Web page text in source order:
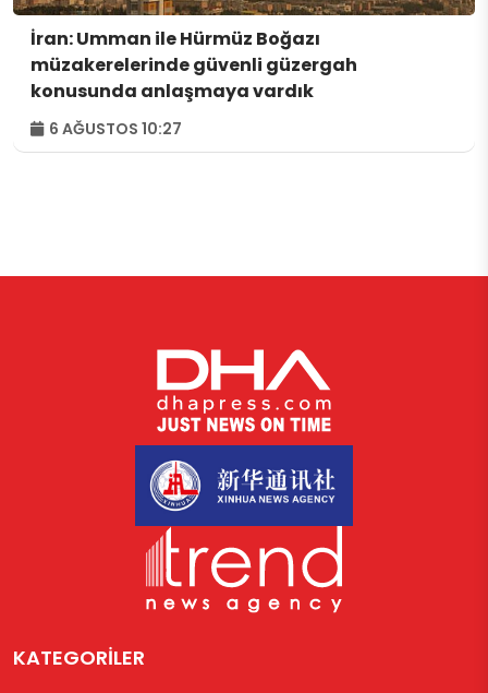
İran: Umman ile Hürmüz Boğazı
müzakerelerinde güvenli güzergah
konusunda anlaşmaya vardık
6 AĞUSTOS 10:27
KATEGORİLER